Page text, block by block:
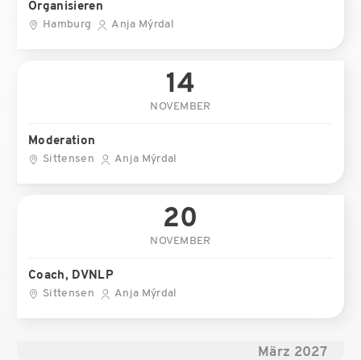
Organisieren
Hamburg Anja Mýrdal
14
NOVEMBER
Moderation
Sittensen Anja Mýrdal
20
NOVEMBER
Coach, DVNLP
Sittensen Anja Mýrdal
März 2027